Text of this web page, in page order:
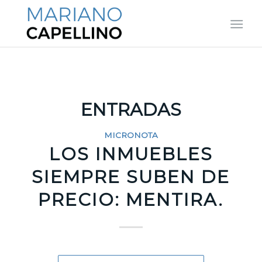
ENTRADAS
MICRONOTA
LOS INMUEBLES
SIEMPRE SUBEN DE
PRECIO: MENTIRA.